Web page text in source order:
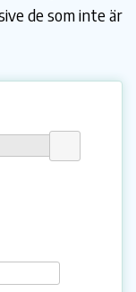
de som inte är